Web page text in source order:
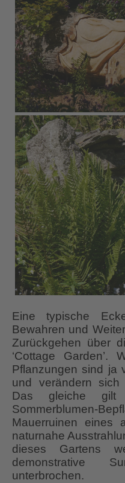
Eine typische
Bewahren und
Zurückgehen über
‘Cottage Garden’.
Pflanzungen sind ja
und verändern sich
Das gleiche
Sommerblumen-
Mauerruinen eines
naturnahe
dieses Gartens
demonstrative
unterbrochen.